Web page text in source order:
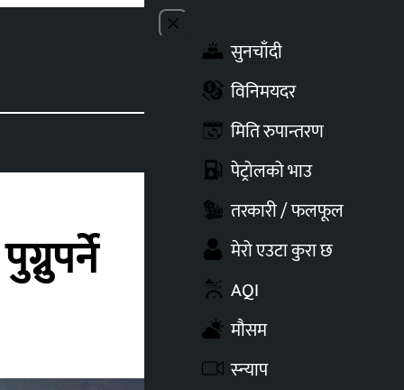
Close menu
सुनचाँदी
विनिमयदर
मिति रुपान्तरण
पेट्रोलको भाउ
तरकारी / फलफूल
मेरो एउटा कुरा छ
AQI
मौसम
स्न्याप